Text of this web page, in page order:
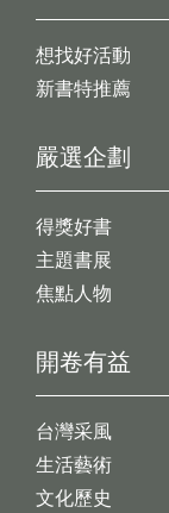
想找好活動
新書特推薦
開卷有益
台灣采風
生活藝術
文化歷史
嚴選企劃
得獎好書
主題書展
焦點人物